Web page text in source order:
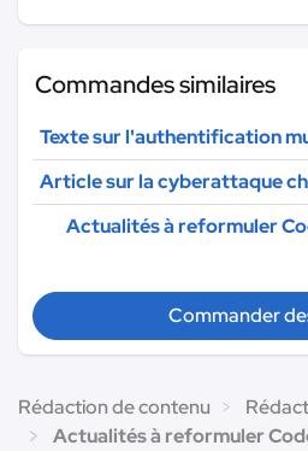
Commandes similaires
Texte sur l'authentification
Article sur la cyberattaque
Actualités à reformuler
Commander
Rédaction de contenu
Actualités à reformuler